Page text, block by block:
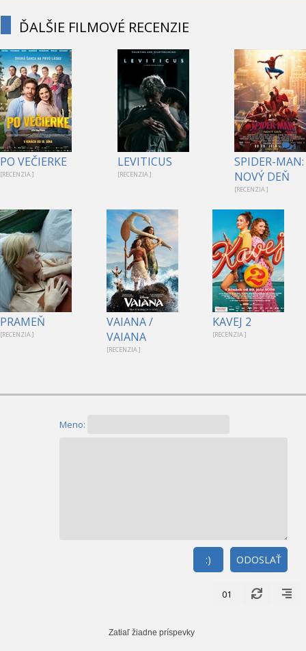
ĎALŠIE FILMOVÉ RECENZIE
PO VEČIERKE
[RECENZIA ]
LEVITICUS
[RECENZIA ]
1
SPIDER-MAN:
NOVÝ DEŇ
[RECENZIA ]
PRAMEŇ
[RECENZIA ]
VAIANA /
VAIANA
[RECENZIA ]
KAVEJ 2
[RECENZIA ]
Meno:
ODOSLAŤ
:)
01
Zatiaľ žiadne príspevky